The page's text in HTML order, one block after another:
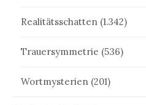
Realitätsschatten (1.342)
Trauersymmetrie (536)
Wortmysterien (201)